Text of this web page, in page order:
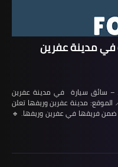
في مدينة عفرين
سيارة في مدينة عفرين
مدينة عفرين وريفها تعلن
فريقها في عفرين وريفها. 🔹